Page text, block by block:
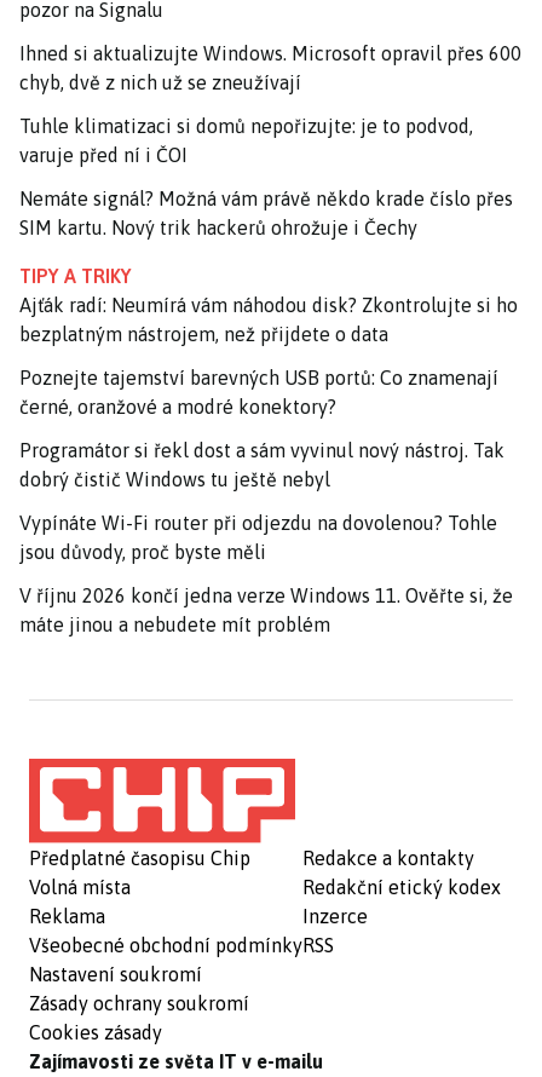
pozor na Signalu
Ihned si aktualizujte Windows. Microsoft opravil přes 600
chyb, dvě z nich už se zneužívají
Tuhle klimatizaci si domů nepořizujte: je to podvod,
varuje před ní i ČOI
Nemáte signál? Možná vám právě někdo krade číslo přes
SIM kartu. Nový trik hackerů ohrožuje i Čechy
TIPY A TRIKY
Ajťák radí: Neumírá vám náhodou disk? Zkontrolujte si ho
bezplatným nástrojem, než přijdete o data
Poznejte tajemství barevných USB portů: Co znamenají
černé, oranžové a modré konektory?
Programátor si řekl dost a sám vyvinul nový nástroj. Tak
dobrý čistič Windows tu ještě nebyl
Vypínáte Wi-Fi router při odjezdu na dovolenou? Tohle
jsou důvody, proč byste měli
V říjnu 2026 končí jedna verze Windows 11. Ověřte si, že
máte jinou a nebudete mít problém
Předplatné časopisu Chip
Volná místa
Reklama
Všeobecné obchodní podmínky
Nastavení soukromí
Zásady ochrany soukromí
Cookies zásady
Redakce a kontakty
Redakční etický kodex
Inzerce
RSS
Zajímavosti ze světa IT v e-mailu